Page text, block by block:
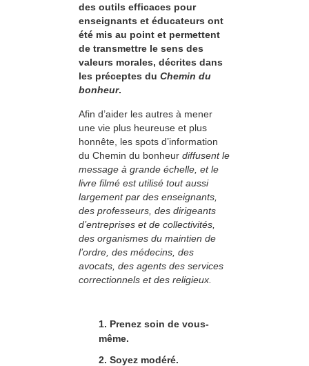
des outils efficaces pour
enseignants et éducateurs ont
été mis au point et permettent
de transmettre le sens des
valeurs morales, décrites dans
les préceptes du Chemin du
bonheur.
Afin d’aider les autres à mener
une vie plus heureuse et plus
honnête, les spots d’information
du Chemin du bonheur diffusent le
message à grande échelle, et le
livre filmé est utilisé tout aussi
largement par des enseignants,
des professeurs, des dirigeants
d’entreprises et de collectivités,
des organismes du maintien de
l’ordre, des médecins, des
avocats, des agents des services
correctionnels et des religieux.
1. Prenez soin de vous-
même.
2. Soyez modéré.